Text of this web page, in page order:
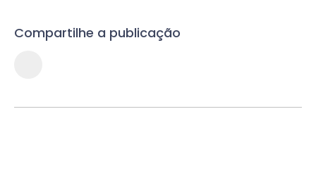
Compartilhe a publicação